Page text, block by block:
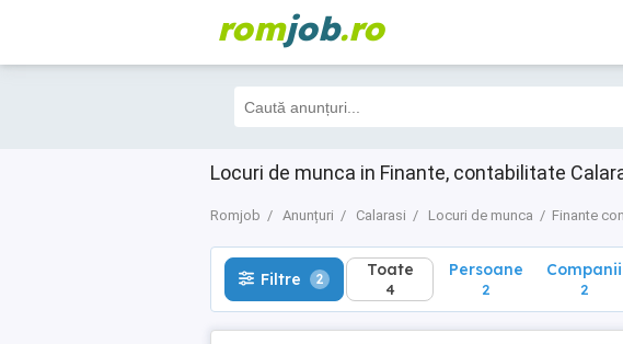
romjob.ro
Locuri de munca in Finante, contabilitate
Romjob Anunțuri Calarasi Locuri de munca Finante
Filtre 2 Toate
4
Filtre 2 Toate
4
Persoane
2
Companii
2